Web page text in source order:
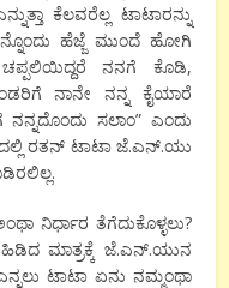
ಕೆಲವರೆಲ್ಲ ಟಾಟಾರನ್ನು
ಹೆಜ್ಜೆ ಮುಂದೆ ಹೋಗಿ
ನನಗೆ ಕೊಡಿ,
ನಾನೇ ನನ್ನ ಕೈಯಾರೆ
ಸಲಾಂ” ಎಂದು
ರತನ್ ಟಾಟಾ ಜೆ.ಎನ್.ಯು
ನಿರ್ಧಾರ ತೆಗೆದುಕೊಳ್ಳಲು?
ಮಾತ್ರಕ್ಕೆ ಜೆ.ಎನ್.ಯುನ
ಟಾಟಾ ಏನು ನಮ್ಮಂಥಾ